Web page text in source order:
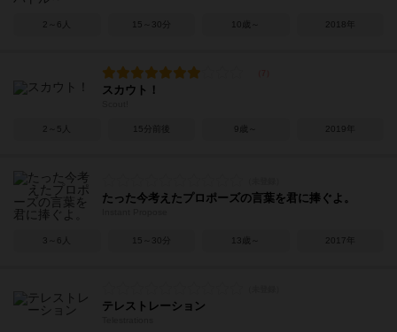
2～6人 15～30分 10歳～ 2018年
スカウト！
2～5人 15分前後 9歳～ 2019年
たった今考えたプロポーズの言葉を君に捧ぐよ。
3～6人 15～30分 13歳～ 2017年
テレストレーション